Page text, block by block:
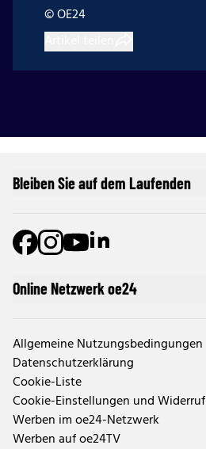
© OE24
Online Netzwerk oe24
Allgemeine Nutzungsbedingungen
Datenschutzerklärung
Cookie-Liste
Cookie-Einstellungen und Widerruf
Werben im oe24-Netzwerk
Werben auf oe24TV
Bleiben Sie auf dem Laufenden